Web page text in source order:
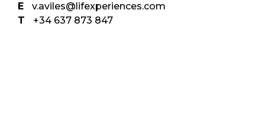
E
v.aviles@lifexperiences.com
T
+34 637 873 847